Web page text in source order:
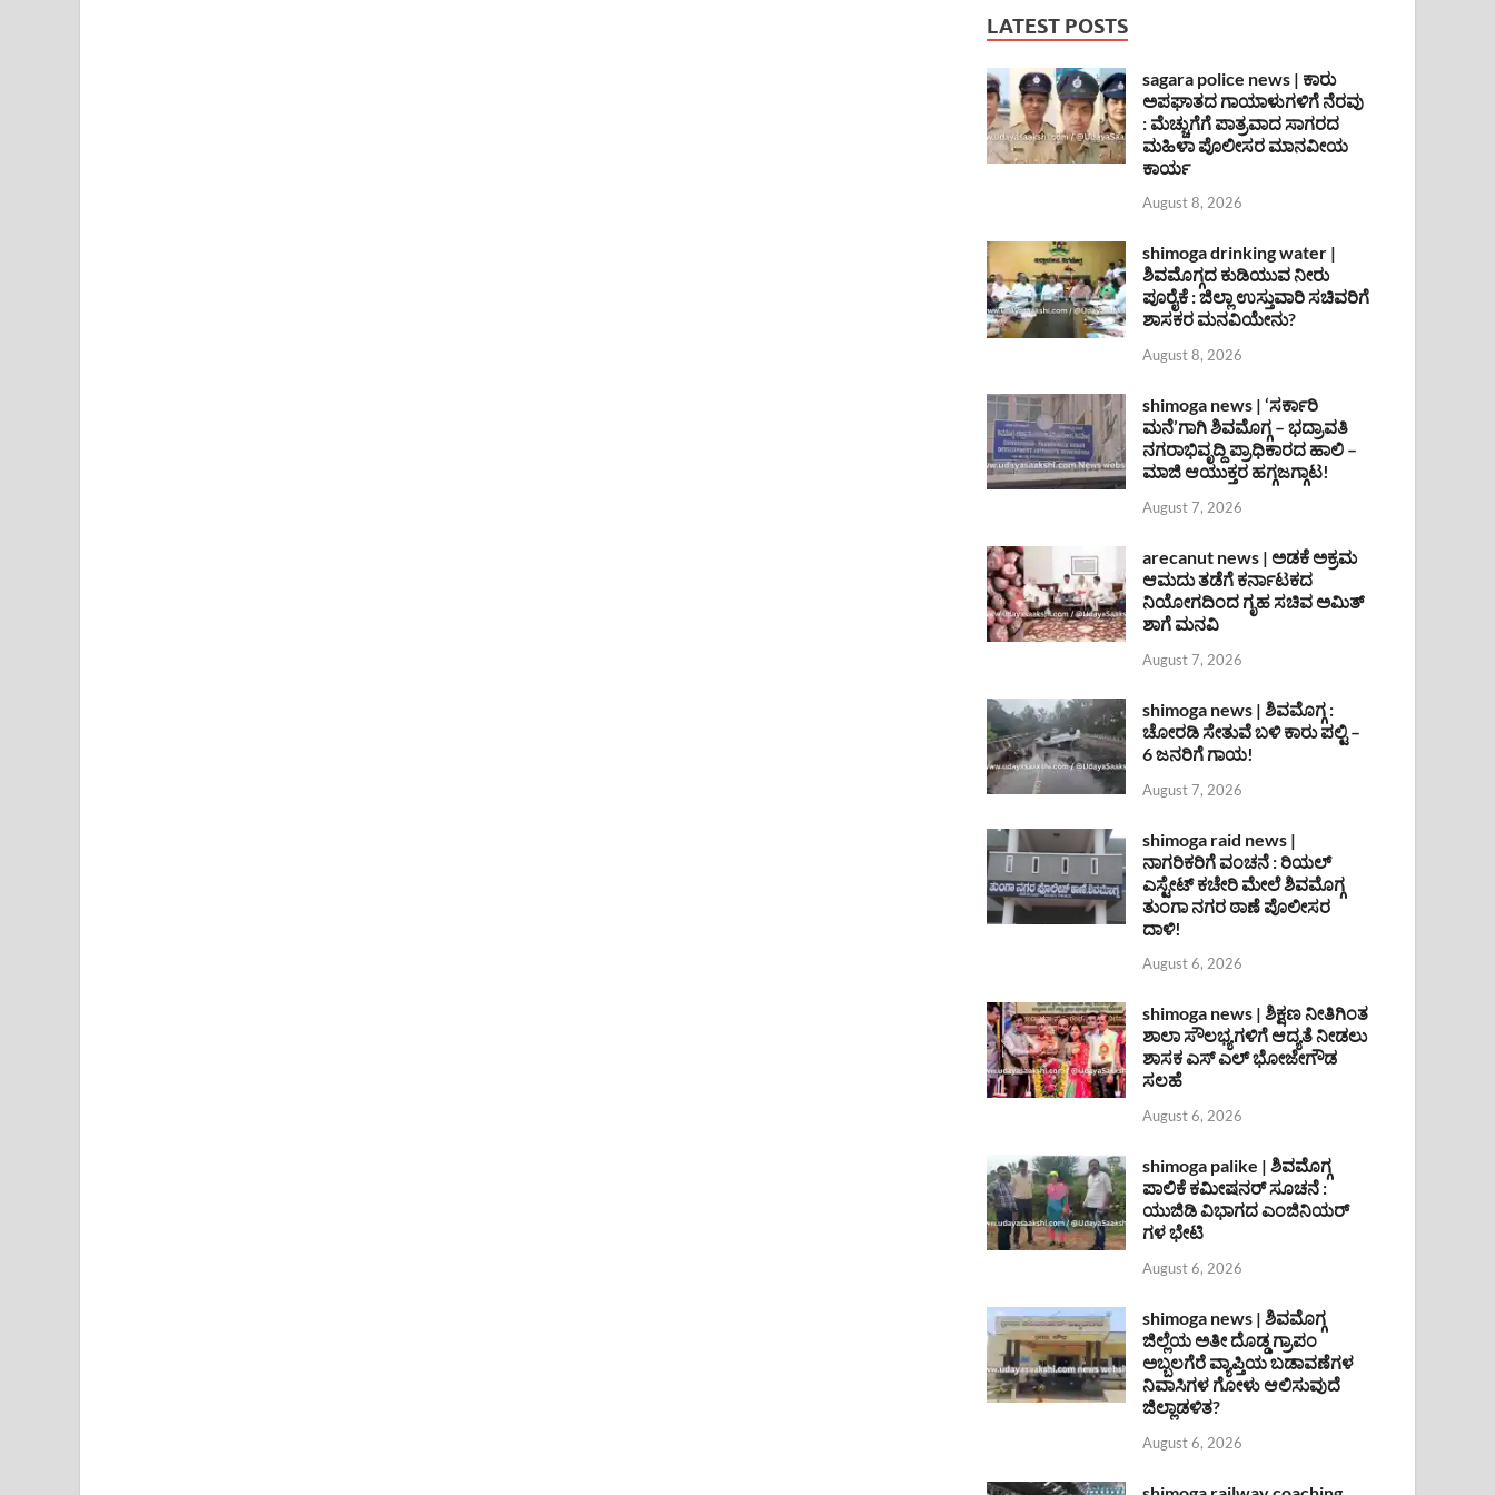
LATEST POSTS
sagara police news | ಕಾರು
ಅಪಘಾತದ ಗಾಯಾಳುಗಳಿಗೆ ನೆರವು
: ಮೆಚ್ಚುಗೆಗೆ ಪಾತ್ರವಾದ ಸಾಗರದ
ಮಹಿಳಾ ಪೊಲೀಸರ ಮಾನವೀಯ
ಕಾರ್ಯ
August 8, 2026
shimoga drinking water |
ಶಿವಮೊಗ್ಗದ ಕುಡಿಯುವ ನೀರು
ಪೂರೈಕೆ : ಜಿಲ್ಲಾ ಉಸ್ತುವಾರಿ ಸಚಿವರಿಗೆ
ಶಾಸಕರ ಮನವಿಯೇನು?
August 8, 2026
shimoga news | ‘ಸರ್ಕಾರಿ
ಮನೆ’ಗಾಗಿ ಶಿವಮೊಗ್ಗ – ಭದ್ರಾವತಿ
ನಗರಾಭಿವೃದ್ದಿ ಪ್ರಾಧಿಕಾರದ ಹಾಲಿ –
ಮಾಜಿ ಆಯುಕ್ತರ ಹಗ್ಗಜಗ್ಗಾಟ!
August 7, 2026
arecanut news | ಅಡಕೆ ಅಕ್ರಮ
ಆಮದು ತಡೆಗೆ ಕರ್ನಾಟಕದ
ನಿಯೋಗದಿಂದ ಗೃಹ ಸಚಿವ ಅಮಿತ್
ಶಾಗೆ ಮನವಿ
August 7, 2026
shimoga news | ಶಿವಮೊಗ್ಗ :
ಚೋರಡಿ ಸೇತುವೆ ಬಳಿ ಕಾರು ಪಲ್ಟಿ –
6 ಜನರಿಗೆ ಗಾಯ!
August 7, 2026
shimoga raid news |
ನಾಗರಿಕರಿಗೆ ವಂಚನೆ : ರಿಯಲ್
ಎಸ್ಟೇಟ್ ಕಚೇರಿ ಮೇಲೆ ಶಿವಮೊಗ್ಗ
ತುಂಗಾ ನಗರ ಠಾಣೆ ಪೊಲೀಸರ
ದಾಳಿ!
August 6, 2026
shimoga news | ಶಿಕ್ಷಣ ನೀತಿಗಿಂತ
ಶಾಲಾ ಸೌಲಭ್ಯಗಳಿಗೆ ಆದ್ಯತೆ ನೀಡಲು
ಶಾಸಕ ಎಸ್ ಎಲ್ ಭೋಜೇಗೌಡ
ಸಲಹೆ
August 6, 2026
shimoga palike | ಶಿವಮೊಗ್ಗ
ಪಾಲಿಕೆ ಕಮೀಷನರ್ ಸೂಚನೆ :
ಯುಜಿಡಿ ವಿಭಾಗದ ಎಂಜಿನಿಯರ್
ಗಳ ಭೇಟಿ
August 6, 2026
shimoga news | ಶಿವಮೊಗ್ಗ
ಜಿಲ್ಲೆಯ ಅತೀ ದೊಡ್ಡ ಗ್ರಾಪಂ
ಅಬ್ಬಲಗೆರೆ ವ್ಯಾಪ್ತಿಯ ಬಡಾವಣೆಗಳ
ನಿವಾಸಿಗಳ ಗೋಳು ಆಲಿಸುವುದೆ
ಜಿಲ್ಲಾಡಳಿತ?
August 6, 2026